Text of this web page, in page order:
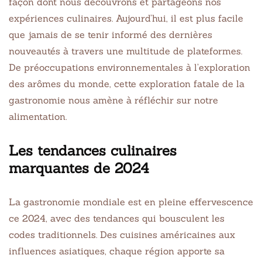
expériences culinaires. Aujourd’hui, il est plus facile
que jamais de se tenir informé des dernières
nouveautés à travers une multitude de plateformes.
De préoccupations environnementales à l’exploration
des arômes du monde, cette exploration fatale de la
gastronomie nous amène à réfléchir sur notre
alimentation.
Les tendances culinaires
marquantes de 2024
La gastronomie mondiale est en pleine effervescence
ce 2024, avec des tendances qui bousculent les
codes traditionnels. Des cuisines américaines aux
influences asiatiques, chaque région apporte sa